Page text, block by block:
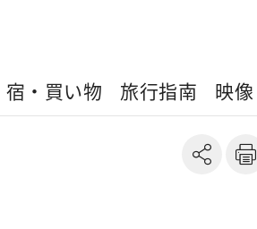
宿・買い物 旅行指南 映